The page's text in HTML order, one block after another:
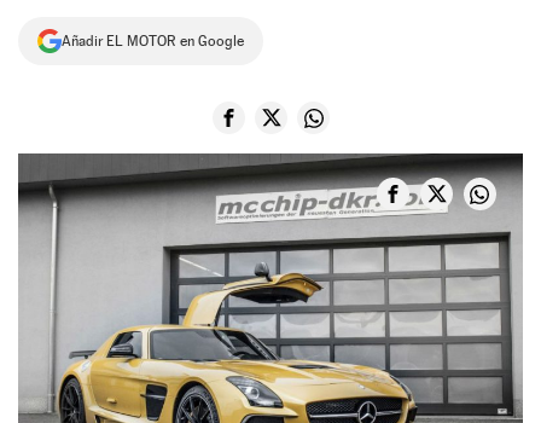
NEWSLETTER
Añadir EL MOTOR en Google